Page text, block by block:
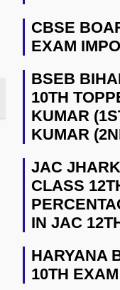
CBSE
EXAM
BSEB
10TH
KUMAR
KUMAR
JAC
CLASS
IN JAC
HARYANA
10TH